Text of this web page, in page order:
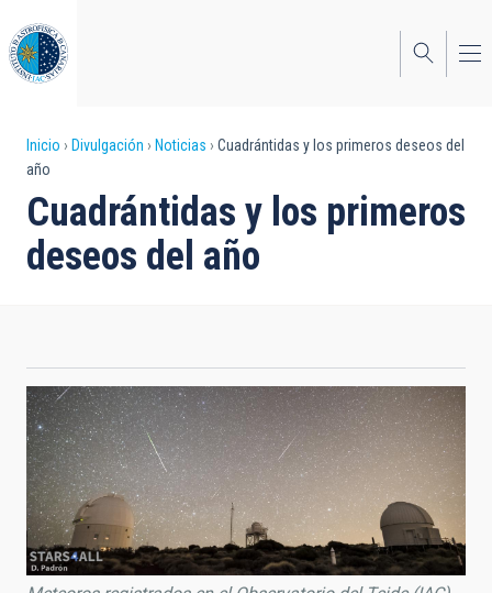
al
contenido
principal
Sobrescribir
enlaces
de
ayuda
navegación
Inicio Divulgación Noticias
Cuadrántidas y los primeros deseos del
año
Cuadrántidas y los primeros
deseos del año